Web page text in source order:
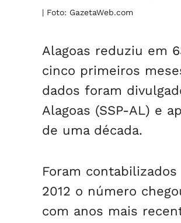
| Foto: GazetaWeb.com
Alagoas reduziu em
cinco primeiros
dados foram
Alagoas (SSP-AL) e
de uma década.
Foram
2012 o número
com anos mais